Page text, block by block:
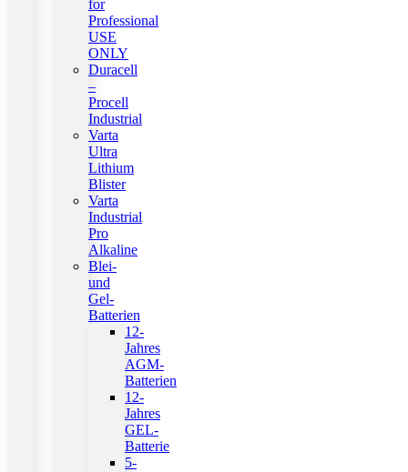
for
Professional
USE
ONLY
Duracell
–
Procell
Industrial
Varta
Ultra
Lithium
Blister
Varta
Industrial
Pro
Alkaline
Blei-
und
Gel-
Batterien
12-
Jahres
AGM-
Batterien
12-
Jahres
GEL-
Batterie
5-